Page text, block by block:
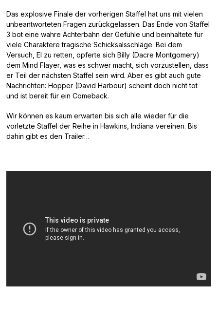
Das explosive Finale der vorherigen Staffel hat uns mit vielen
unbeantworteten Fragen zurückgelassen. Das Ende von Staffel
3 bot eine wahre Achterbahn der Gefühle und beinhaltete für
viele Charaktere tragische Schicksalsschläge. Bei dem
Versuch, El zu retten, opferte sich Billy (Dacre Montgomery)
dem Mind Flayer, was es schwer macht, sich vorzustellen, dass
er Teil der nächsten Staffel sein wird. Aber es gibt auch gute
Nachrichten: Hopper (David Harbour) scheint doch nicht tot
und ist bereit für ein Comeback.
Wir können es kaum erwarten bis sich alle wieder für die
vorletzte Staffel der Reihe in Hawkins, Indiana vereinen. Bis
dahin gibt es den Trailer…